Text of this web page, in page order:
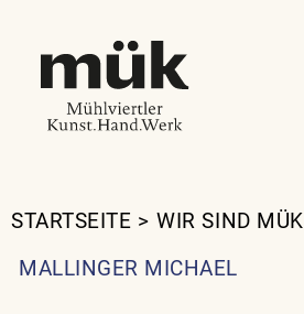
STARTSEITE > WIR SIND MÜK
MALLINGER MICHAEL